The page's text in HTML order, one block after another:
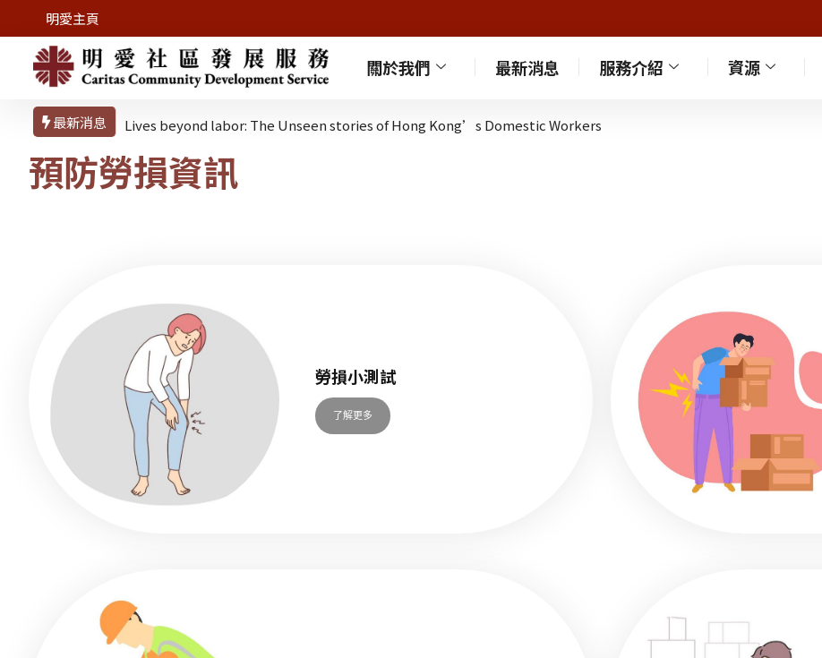
明愛主頁
關於我們 最新消息 服務介紹 資源
最新消息 Lives beyond labor: The Unseen stories of Hong Kong’s Domestic Workers
預防勞損資訊
勞損小測試
了解更多